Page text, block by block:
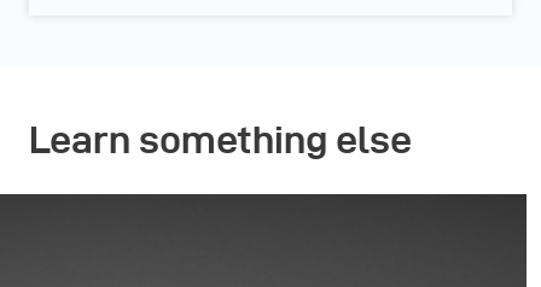
Learn something else